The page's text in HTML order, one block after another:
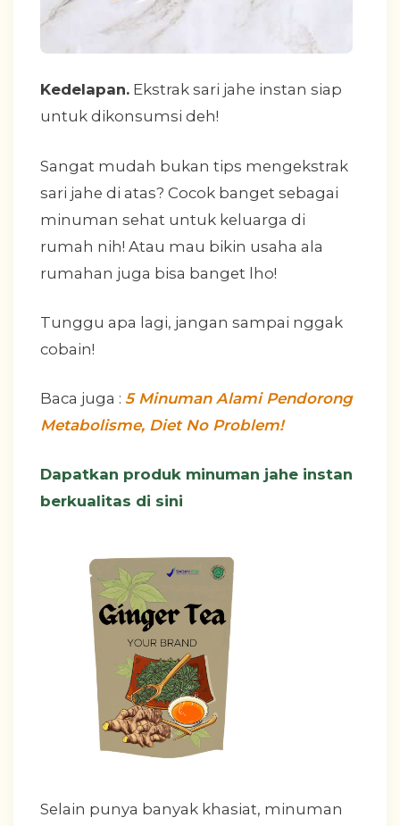
Kedelapan. Ekstrak sari jahe instan siap
untuk dikonsumsi deh!
Sangat mudah bukan tips mengekstrak
sari jahe di atas? Cocok banget sebagai
minuman sehat untuk keluarga di
rumah nih! Atau mau bikin usaha ala
rumahan juga bisa banget lho!
Tunggu apa lagi, jangan sampai nggak
cobain!
Baca juga : 5 Minuman Alami Pendorong
Metabolisme, Diet No Problem!
Dapatkan produk minuman jahe instan
berkualitas di sini
Selain punya banyak khasiat, minuman